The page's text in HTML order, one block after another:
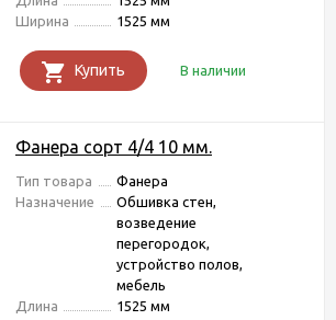
Ширина
1525 мм
Купить В наличии
Фанера сорт 4/4 10 мм.
Тип товара
Фанера
Назначение
Обшивка стен,
возведение
перегородок,
устройство полов,
мебель
Длина
1525 мм